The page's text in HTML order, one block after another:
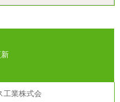
を含んだ金額を表示
円、※2…33,000円、
円、※5…23,000円）
なし
）
円～219,000 円 ※勤務地
新